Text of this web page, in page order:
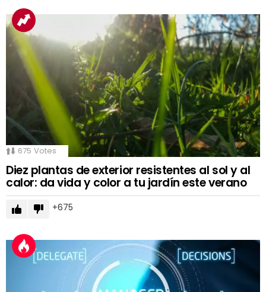
675 Votes
Diez plantas de exterior resistentes al sol y al
calor: da vida y color a tu jardín este verano
675